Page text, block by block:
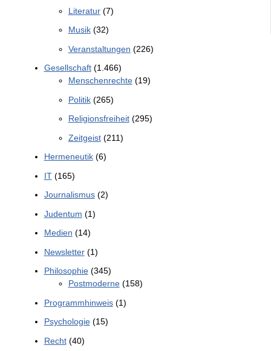
Literatur(7)
Musik(32)
Veranstaltungen (226)
Gesellschaft(1.466)
Menschenrechte(19)
Politik(265)
Religionsfreiheit(295)
Zeitgeist(211)
Hermeneutik(6)
IT(165)
Journalismus(2)
Judentum (1)
Medien (14)
Newsletter(1)
Philosophie(345)
Postmoderne(158)
Programmhinweis(1)
Psychologie(15)
Recht(40)